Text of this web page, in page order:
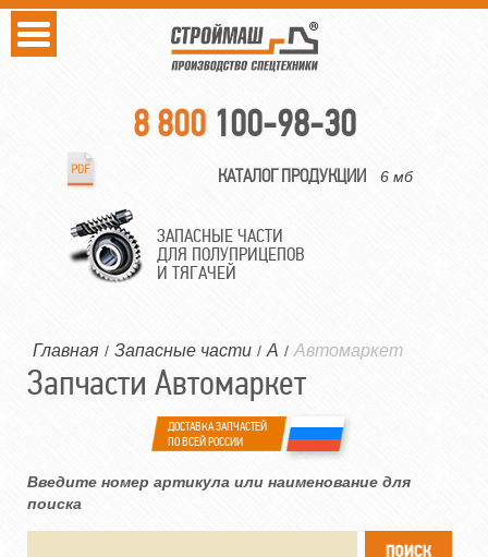
8 800 100-98-30
КАТАЛОГ ПРОДУКЦИИ 6 мб
ЗАПАСНЫЕ ЧАСТИ
ДЛЯ ПОЛУПРИЦЕПОВ
И ТЯГАЧЕЙ
Главная / Запасные части / А / Автомаркет
Запчасти Автомаркет
ДОСТАВКА ЗАПЧАСТЕЙ
ПО ВСЕЙ РОССИИ
Введите номер артикула или наименование для
поиска